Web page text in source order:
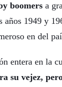
boomers a
años 1949 y
en del
entera en la
su vejez,